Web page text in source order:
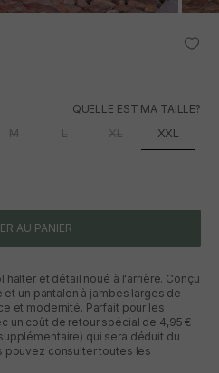
QUELLE EST MA TAILLE?
M L XL XXL
AU PANIER
halter et détail noué à l'arrière. Conçu
un pantalon à jambes larges de
et modernité. Parfait pour les
un coût de retour spécial de 4,95 €
qui sera déduit du
pouvez consulter toutes les